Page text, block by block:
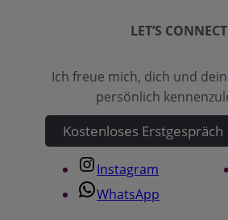
LET’S
Ich freue mich, dich und
persönlich
Kostenloses Erstgespräch
Instagram
WhatsApp